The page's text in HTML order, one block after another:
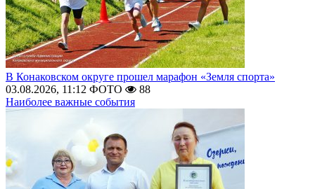
В Конаковском округе прошел марафон «Земля спорта»
03.08.2026, 11:12 ФОТО
88
Наиболее важные события